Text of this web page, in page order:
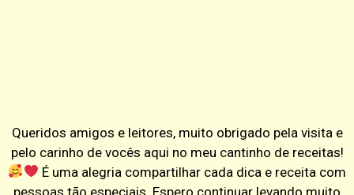
Queridos amigos e leitores, muito obrigado pela visita e
pelo carinho de vocês aqui no meu cantinho de receitas!
É uma alegria compartilhar cada dica e receita com
pessoas tão especiais. Espero continuar levando muito